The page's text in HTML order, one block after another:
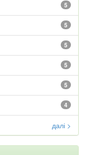
5
5
5
5
5
4
далі >